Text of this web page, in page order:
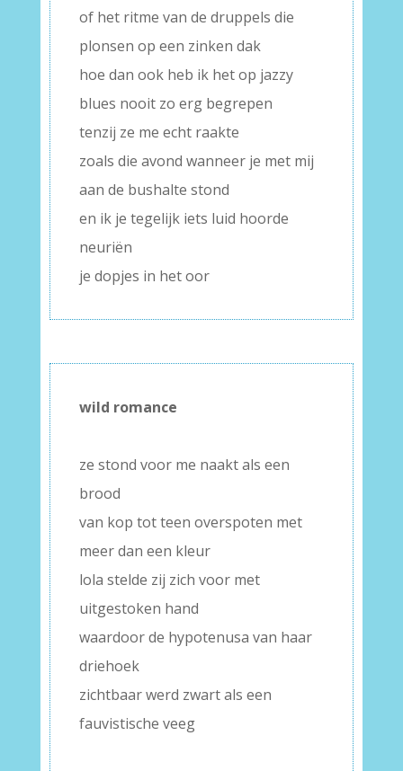
of het ritme van de druppels die
plonsen op een zinken dak
hoe dan ook heb ik het op jazzy
blues nooit zo erg begrepen
tenzij ze me echt raakte
zoals die avond wanneer je met mij
aan de bushalte stond
en ik je tegelijk iets luid hoorde
neuriën
je dopjes in het oor
wild romance
ze stond voor me naakt als een
brood
van kop tot teen overspoten met
meer dan een kleur
lola stelde zij zich voor met
uitgestoken hand
waardoor de hypotenusa van haar
driehoek
zichtbaar werd zwart als een
fauvistische veeg